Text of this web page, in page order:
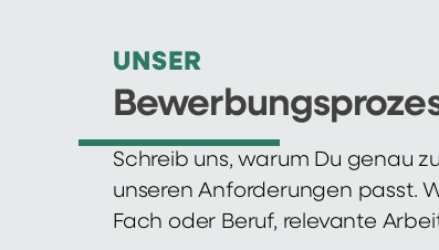
UNSER
Schreib uns, warum Du genau
unseren Anforderungen passt.
Fach oder Beruf, relevante